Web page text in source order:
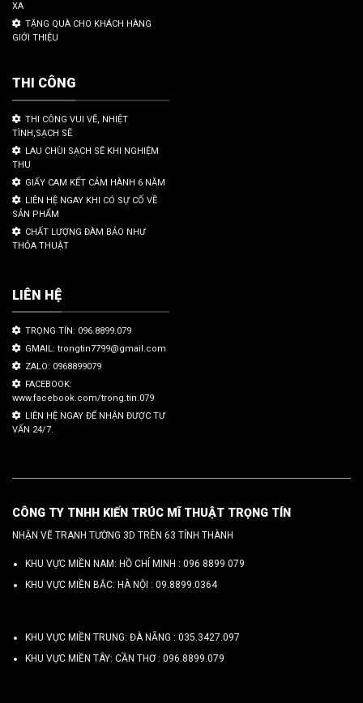
XA
TẶNG QUÀ CHO KHÁCH HÀNG
GIỚI THIỆU
THI CÔNG
THI CÔNG VUI VẼ, NHIỆT
TÌNH,SẠCH SẼ
LAU CHÙI SẠCH SẼ KHI NGHIỆM
THU
GIẤY CAM KẾT CẢM HÀNH 6 NĂM
LIÊN HỆ NGAY KHI CÓ SỰ CỐ VỀ
SẢN PHẨM
CHẤT LƯỢNG ĐÀM BẢO NHƯ
THỎA THUẬT
LIÊN HỆ
TRỌNG TÍN: 096.8899.079
GMAIL: trongtin7799@gmail.com
ZALO: 0968899079
FACEBOOK:
www.facebook.com/trong.tin.079
LIÊN HỆ NGAY ĐỂ NHẬN ĐƯỢC TƯ
VẤN 24/7.
CÔNG TY TNHH KIẾN TRÚC MĨ THUẬT TRỌNG TÍN
NHẬN VẼ TRANH TƯỜNG 3D TRÊN 63 TỈNH THÀNH
KHU VỰC MIỀN NAM: HỒ CHÍ MINH : 096 8899 079
KHU VỰC MIỀN BẮC: HÀ NỘI : 09.8899.0364
KHU VỰC MIỀN TRUNG: ĐÀ NẴNG : 035.3427.097
KHU VỰC MIỀN TÂY: CẦN THƠ : 096.8899.079